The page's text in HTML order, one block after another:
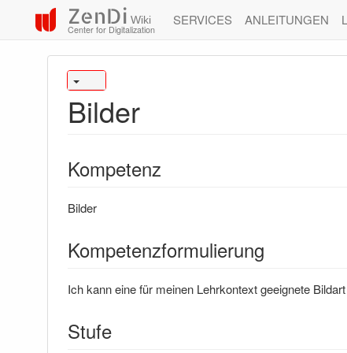
ZenDi Wiki
Center for Digitalization
SERVICES ANLEITUNGEN
Bilder
Kompetenz
Bilder
Kompetenzformulierung
Ich kann eine für meinen Lehrkontext geeignete
Stufe